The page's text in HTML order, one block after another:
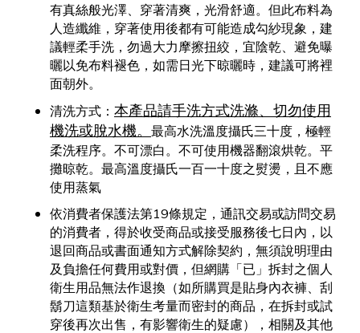
有真絲般光澤、穿著清爽，光滑舒適。但此布料為
人造纖維，穿著使用後都有可能造成勾紗現象，建
議輕柔手洗，勿過大力摩擦扭絞，宜陰乾、避免曝
曬以免布料褪色，如需日光下晾曬時，建議可將裡
面朝外。
清洗方式： 本產品請手洗方式洗滌、切勿使用
機洗或脫水機。 最高水洗溫度攝氏三十度，極輕
柔洗程序。不可漂白。不可使用機器翻滾烘乾。平
攤晾乾。最高溫度攝氏一百一十度之熨燙，且不應
使用蒸氣
依消費者保護法第19條規定，通訊交易或訪問交易
的消費者，得於收受商品或接受服務後七日內，以
退回商品或書面通知方式解除契約，無須說明理由
及負擔任何費用或對價，但網購「已」拆封之個人
衛生用品無法作退換（如所購買是貼身內衣褲、刮
鬍刀這類基於衛生考量而密封的商品，在拆封或試
穿後再次出售，有影響衛生的疑慮），相關及其他